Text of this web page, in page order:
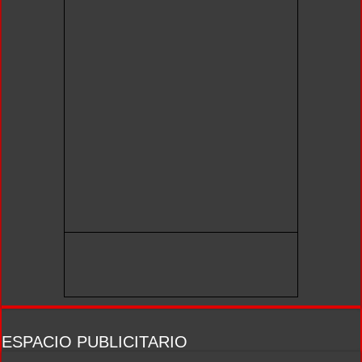
ESPACIO PUBLICITARIO